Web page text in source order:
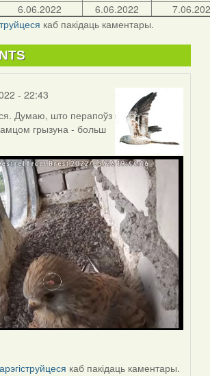
6.06.2022 6.06.2022
каб пакідаць каментары.
- 22:43
Думаю, што перапоўз
грызуна - больш
каб пакідаць каментары.